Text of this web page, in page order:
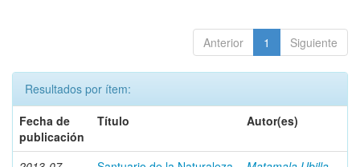
Anterior 1 Siguiente
Resultados por ítem:
Fecha de
publicación
Título Autor(es)